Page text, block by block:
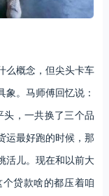
么概念，但尖头卡车
。马师傅回忆说：
头，一共换了三个品
运最好跑的时候，那
活儿。现在和以前大
贷款啥的都压着咱